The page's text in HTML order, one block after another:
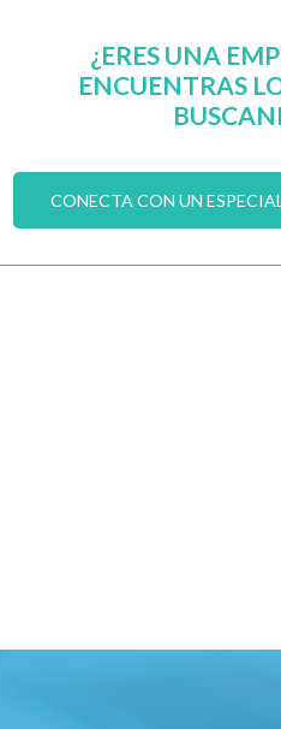
¿ERES UNA
ENCUENTRAS
CONECTA CON UN